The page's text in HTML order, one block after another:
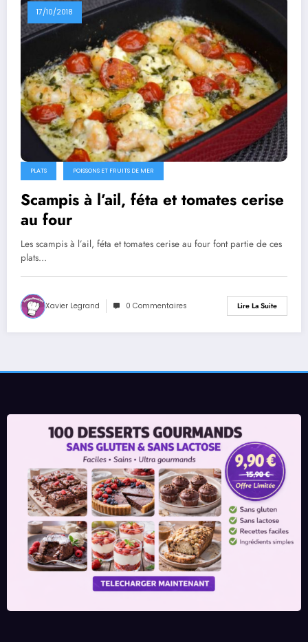
17/10/2018
PLATS POISSONS ET FRUITS DE MER
Scampis à l’ail, féta et tomates cerise
au four
Les scampis à l’ail, féta et tomates cerise au four font partie de ces
plats…
Xavier Legrand 0 Commentaires Lire La Suite